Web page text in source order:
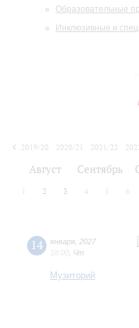
Образовательные
Инклюзивные и
2019/20
2020/21 2021/22
Август Сентябрь
2 3 4 5 6
14 января 2027
18:00 Чт
Музиторий